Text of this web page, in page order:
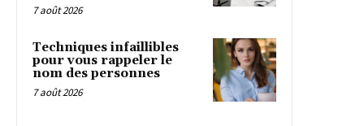
7 août 2026
Techniques infaillibles
pour vous rappeler le
nom des personnes
7 août 2026